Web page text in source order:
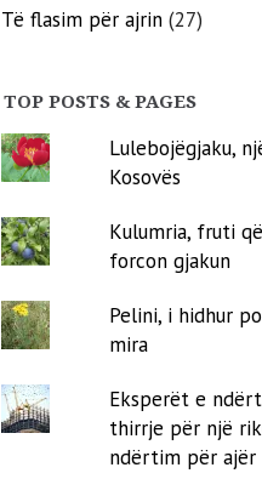
Të flasim për ajrin (27)
TOP POSTS & PAGES
Lulebojëgjaku,
Kosovës
Kulumria, fruti
forcon gjakun
Pelini, i hidhur
mira
Eksperët e
thirrje për një
ndërtim për